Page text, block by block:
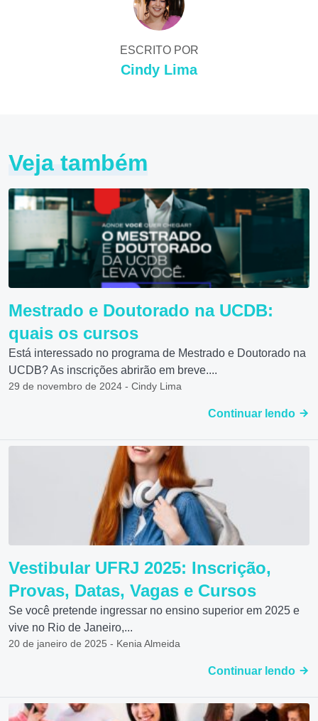
ESCRITO POR
Cindy Lima
Veja também
Mestrado e Doutorado na UCDB:
quais os cursos
Está interessado no programa de Mestrado e Doutorado na
UCDB? As inscrições abrirão em breve....
29 de novembro de 2024 - Cindy Lima
Continuar lendo
Vestibular UFRJ 2025: Inscrição,
Provas, Datas, Vagas e Cursos
Se você pretende ingressar no ensino superior em 2025 e
vive no Rio de Janeiro,...
20 de janeiro de 2025 - Kenia Almeida
Continuar lendo